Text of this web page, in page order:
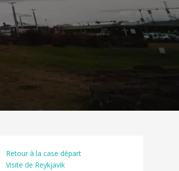
Retour à la case départ
Visite de Reykjavik